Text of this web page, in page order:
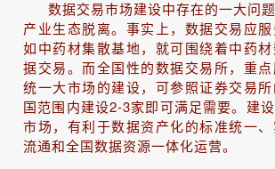
数据交易市场建设中存在的一大问
产业生态脱离。事实上，数据交易应服
如中药材集散基地，就可围绕着中药
据交易。而全国性的数据交易所，重
统一大市场的建设，可参照证券交易
国范围内建设2-3家即可满足需要。建
市场，有利于数据资产化的标准统一
流通和全国数据资源一体化运营。